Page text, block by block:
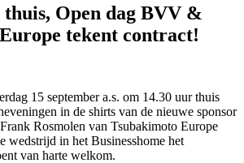
thuis, Open dag BVV &
tekent contract!
15 september a.s. om 14.30 uur thuis
in de shirts van de nieuwe sponsor
Rosmolen van Tsubakimoto Europe
wedstrijd in het Businesshome het
van harte welkom.